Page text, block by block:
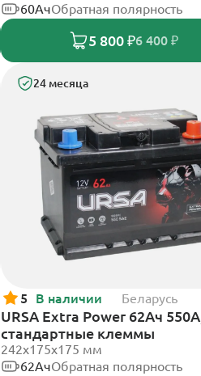
60АчОбратная полярность
5 800 ₽6 400 ₽
24 месяца
5 В наличии Беларусь
URSA Extra Power 62Ач
стандартные клеммы
242х175х175 мм
62АчОбратная полярность